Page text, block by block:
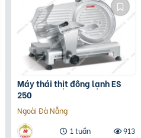
Máy thái thịt đông lạnh ES
250
Ngoài Đà Nẵng
1 tuần
913